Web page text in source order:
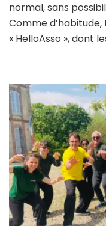
normal, sans
Comme
« HelloAsso », dont